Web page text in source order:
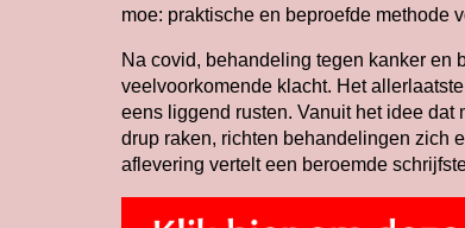
moe: praktische en beproefde methode
Na covid, behandeling tegen kanker
veelvoorkomende klacht. Het
eens liggend rusten. Vanuit het idee
drup raken, richten behandelingen zich
aflevering vertelt een beroemde